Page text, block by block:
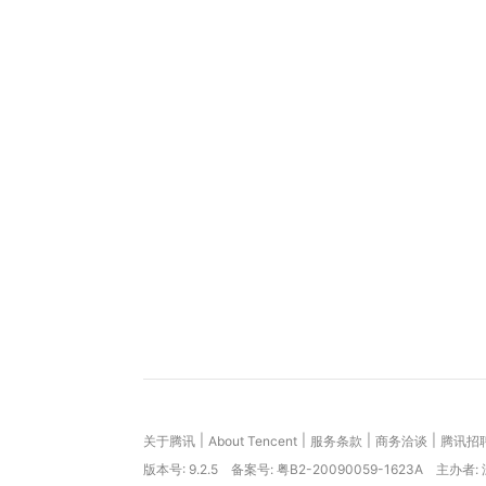
关于腾讯 About Tencent 服务条款 商务洽谈 腾讯招
版本号: 9.2.5 备案号: 粤B2-20090059-1623A 主办者: